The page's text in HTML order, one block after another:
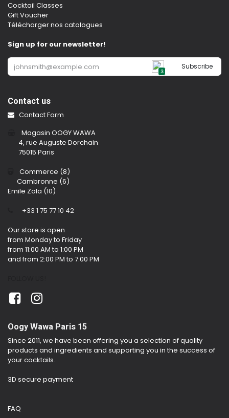
Cocktail Classes
Gift Voucher
Télécharger nos catalogues
Sign up for our newsletter!
3
Subscribe
Contact us
Contact Form
Magasin OOGY WAWA
4, rue Auguste Dorchain
75015 Paris
Commerce (8)
Cambronne (6)
Emile Zola (10)
+33 1 75 77 10 42
Our store is open
from Monday to Friday
from 11:00 AM to 1:00 PM
and from 2:00 PM to 7:00 PM
Oogy Wawa Paris 15
Since 2011, we have been offering you a selection of quality
products and ingredients and supporting you in the success of
your cocktails.
3D secure payment
FAQ